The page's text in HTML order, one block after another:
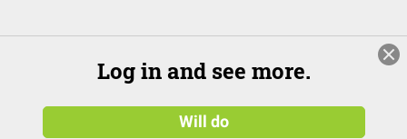
Log in and see more.
Will do